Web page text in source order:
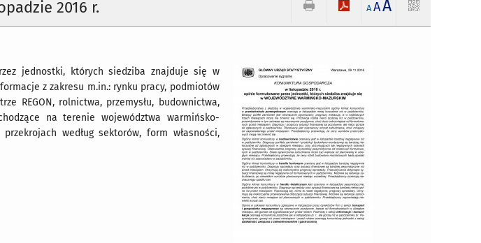
2016 r. A AA
jednostki, których siedziba znajduje się w
z zakresu m.in.: rynku pracy, podmiotów
REGON, rolnictwa, przemysłu, budownictwa,
na terenie województwa warmińsko-
według sektorów, form własności,